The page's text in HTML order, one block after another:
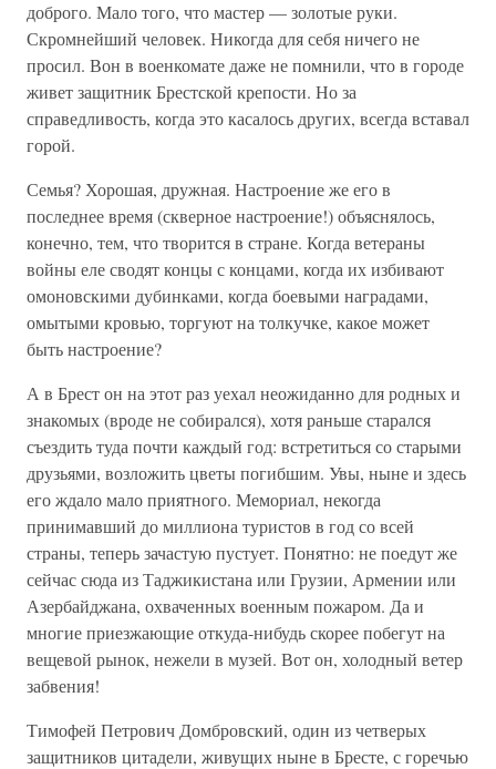
доброго. Мало того, что мастер — золотые руки.
Скромнейший человек. Никогда для себя ничего не
просил. Вон в военкомате даже не помнили, что в городе
живет защитник Брестской крепости. Но за
справедливость, когда это касалось других, всегда вставал
горой.
Семья? Хорошая, дружная. Настроение же его в
последнее время (скверное настроение!) объяснялось,
конечно, тем, что творится в стране. Когда ветераны
войны еле сводят концы с концами, когда их избивают
омоновскими дубинками, когда боевыми наградами,
омытыми кровью, торгуют на толкучке, какое может
быть настроение?
А в Брест он на этот раз уехал неожиданно для родных и
знакомых (вроде не собирался), хотя раньше старался
съездить туда почти каждый год: встретиться со старыми
друзьями, возложить цветы погибшим. Увы, ныне и здесь
его ждало мало приятного. Мемориал, некогда
принимавший до миллиона туристов в год со всей
страны, теперь зачастую пустует. Понятно: не поедут же
сейчас сюда из Таджикистана или Грузии, Армении или
Азербайджана, охваченных военным пожаром. Да и
многие приезжающие откуда-нибудь скорее побегут на
вещевой рынок, нежели в музей. Вот он, холодный ветер
забвения!
Тимофей Петрович Домбровский, один из четверых
защитников цитадели, живущих ныне в Бресте, с горечью